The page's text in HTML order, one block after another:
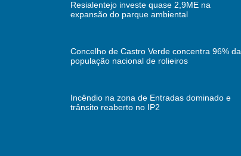
Resialentejo investe quase 2,9ME na
expansão do parque ambiental
Concelho de Castro Verde concentra 96% da
população nacional de rolieiros
Incêndio na zona de Entradas dominado e
trânsito reaberto no IP2